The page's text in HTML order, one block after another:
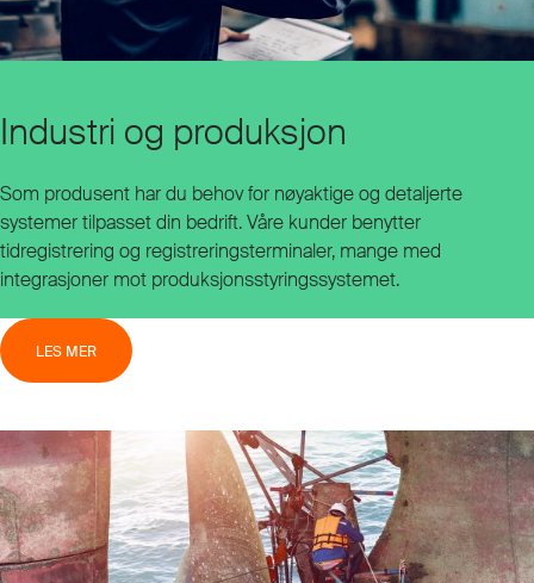
Industri og produksjon
Som produsent har du behov for nøyaktige og detaljerte
systemer tilpasset din bedrift. Våre kunder benytter
tidregistrering og registreringsterminaler, mange med
integrasjoner mot produksjonsstyringssystemet.
LES MER